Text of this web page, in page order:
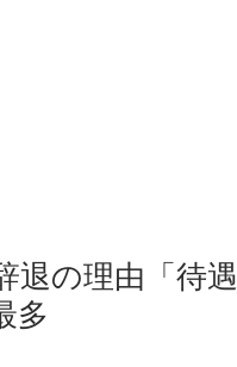
退の理由「待
多